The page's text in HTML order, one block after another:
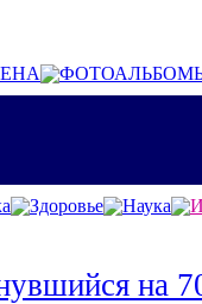
Здоровье Наука
на